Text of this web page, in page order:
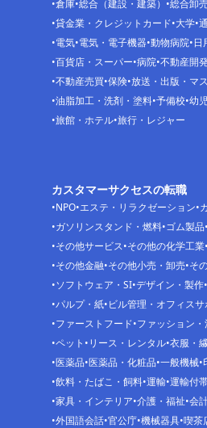
倉庫 総合（建設・建築）
総合卸
貸金業・クレジットカード 大学
電気 電気・電子機器 動物病院 日
百貨店・スーパー 病院 不動産開発
不動産売買 保険 放送・出版・マ
油脂加工・洗剤・塗料 予備校 幼
旅館・ホテル 旅行・レジャー
カスタマーサクセスの転職
NPO エステ・リラクゼーション
ガソリンスタンド・燃料 ゴム製品
その他サービス その他の化学工業
その他金融 その他小売・卸売 そ
ソフトウェア・SI デザイン・製作
パルプ・紙 ビル管理・オフィスサ
ファーストフード ファッション・
ペット リース・レンタル 衣服・
医薬品 医薬品・化粧品 一般機械
飲料・たばこ・飼料 運輸 運輸付
家具・インテリア 介護・福祉 会
外国語会話 官公庁 機械器具 喫茶